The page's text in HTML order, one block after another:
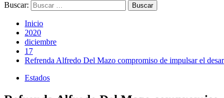
Buscar:
Inicio
2020
diciembre
17
Refrenda Alfredo Del Mazo compromiso de impulsar el
Estados